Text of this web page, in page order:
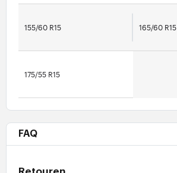
155/60 R15 165/60 R15
175/55 R15
FAQ